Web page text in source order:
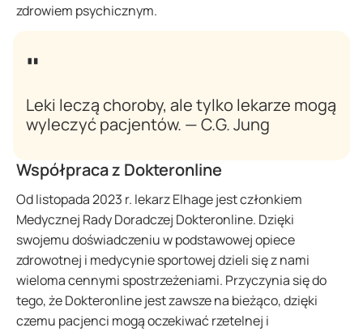
zdrowiem psychicznym.
Leki leczą choroby, ale tylko lekarze mogą
wyleczyć pacjentów. — C.G. Jung
Współpraca z Dokteronline
Od listopada 2023 r. lekarz Elhage jest członkiem
Medycznej Rady Doradczej Dokteronline. Dzięki
swojemu doświadczeniu w podstawowej opiece
zdrowotnej i medycynie sportowej dzieli się z nami
wieloma cennymi spostrzeżeniami. Przyczynia się do
tego, że Dokteronline jest zawsze na bieżąco, dzięki
czemu pacjenci mogą oczekiwać rzetelnej i